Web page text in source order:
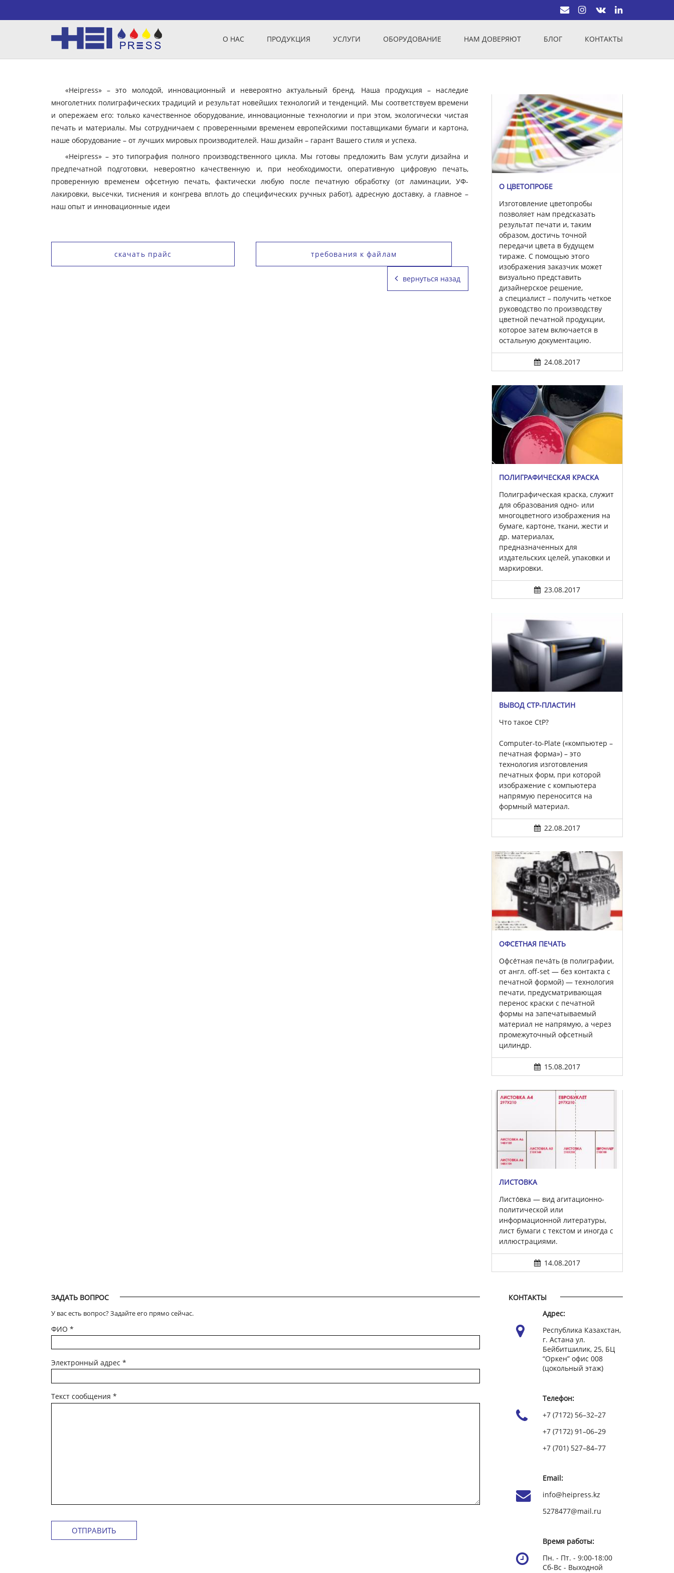
О НАС ПРОДУКЦИЯ УСЛУГИ ОБОРУДОВАНИЕ НАМ ДОВЕРЯЮТ БЛОГ КОНТАКТЫ
«Heipress» – это молодой, инновационный и невероятно актуальный бренд. Наша продукция – наследие
многолетних полиграфических традиций и результат новейших технологий и тенденций. Мы соответствуем времени
и опережаем его: только качественное оборудование, инновационные технологии и при этом, экологически чистая
печать и материалы. Мы сотрудничаем с проверенными временем европейскими поставщиками бумаги и картона,
наше оборудование – от лучших мировых производителей. Наш дизайн – гарант Вашего стиля и успеха.
«Heipress» – это типография полного производственного цикла. Мы готовы предложить Вам услуги дизайна и
предпечатной подготовки, невероятно качественную и, при необходимости, оперативную цифровую печать,
проверенную временем офсетную печать, фактически любую после печатную обработку (от ламинации, УФ-
лакировки, высечки, тиснения и конгрева вплоть до специфических ручных работ), адресную доставку, а главное –
наш опыт и инновационные идеи
скачать прайс требования к файлам
вернуться назад
О ЦВЕТОПРОБЕ
Изготовление цветопробы
позволяет нам предсказать
результат печати и, таким
образом, достичь точной
передачи цвета в будущем
тираже. С помощью этого
изображения заказчик может
визуально представить
дизайнерское решение,
а специалист – получить четкое
руководство по производству
цветной печатной продукции,
которое затем включается в
остальную документацию.
24.08.2017
ПОЛИГРАФИЧЕСКАЯ КРАСКА
Полиграфическая краска, служит
для образования одно- или
многоцветного изображения на
бумаге, картоне, ткани, жести и
др. материалах,
предназначенных для
издательских целей, упаковки и
маркировки.
23.08.2017
ВЫВОД CTP-ПЛАСТИН
Что такое CtP?
Computer-to-Plate («компьютер –
печатная форма») – это
технология изготовления
печатных форм, при которой
изображение с компьютера
напрямую переносится на
формный материал.
22.08.2017
ОФСЕ́ТНАЯ ПЕЧА́ТЬ
Офсе́тная печа́ть (в полиграфии,
от англ. off-set — без контакта с
печатной формой) — технология
печати, предусматривающая
перенос краски с печатной
формы на запечатываемый
материал не напрямую, а через
промежуточный офсетный
цилиндр.
15.08.2017
ЛИСТО́ВКА
Листо́вка — вид агитационно-
политической или
информационной литературы,
лист бумаги с текстом и иногда с
иллюстрациями.
14.08.2017
ЗАДАТЬ ВОПРОС
У вас есть вопрос? Задайте его прямо сейчас.
ФИО *
Электронный адрес *
Текст сообщения *
КОНТАКТЫ
Адрес:
Республика Казахстан,
г. Астана ул.
Бейбитшилик, 25, БЦ
“Оркен” офис 008
(цокольный этаж)
Телефон:
+7 (7172) 56–32–27
+7 (7172) 91–06–29
+7 (701) 527–84–77
Email:
info@heipress.kz
5278477@mail.ru
Время работы:
Пн. - Пт. - 9:00-18:00
Сб-Вс - Выходной